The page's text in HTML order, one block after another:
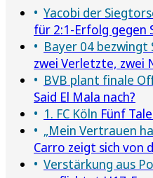
Yacobi der
für 2:1-Erfolg gegen
Bayer 04 bezwingt
zwei Verletzte, zwei
BVB plant finale
Said El Mala nach?
1. FC Köln Fünf
„Mein Vertrauen
Carro zeigt sich von
Verstärkung aus